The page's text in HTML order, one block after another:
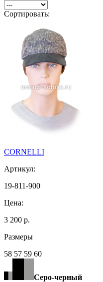
Сортировать:
CORNELLI
Артикул:
19-811-900
Цена:
3 200 р.
Размеры
58 57 59 60
Серо-черный